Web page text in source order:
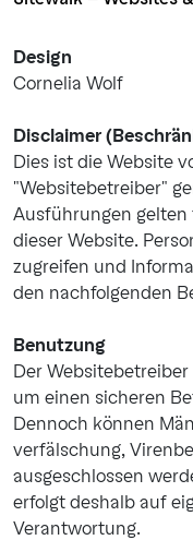
Design
Cornelia Wolf
Disclaimer
Dies ist die Website
"Websitebetreiber"
Ausführungen
dieser Website.
zugreifen und
den nachfolgenden
Benutzung
Der
um einen sicheren
Dennoch können
verfälschung,
ausgeschlossen
erfolgt deshalb auf
Verantwortung.